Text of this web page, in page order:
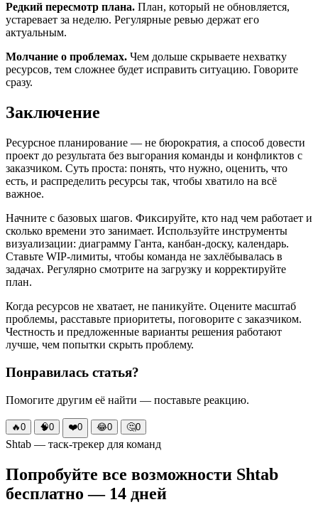
Редкий пересмотр плана. План, который не обновляется,
устаревает за неделю. Регулярные ревью держат его
актуальным.
Молчание о проблемах. Чем дольше скрываете нехватку
ресурсов, тем сложнее будет исправить ситуацию. Говорите
сразу.
Заключение
Ресурсное планирование — не бюрократия, а способ довести
проект до результата без выгорания команды и конфликтов с
заказчиком. Суть проста: понять, что нужно, оценить, что
есть, и распределить ресурсы так, чтобы хватило на всё
важное.
Начните с базовых шагов. Фиксируйте, кто над чем работает и
сколько времени это занимает. Используйте инструменты
визуализации: диаграмму Ганта, канбан-доску, календарь.
Ставьте WIP-лимиты, чтобы команда не захлёбывалась в
задачах. Регулярно смотрите на загрузку и корректируйте
план.
Когда ресурсов не хватает, не паникуйте. Оцените масштаб
проблемы, расставьте приоритеты, поговорите с заказчиком.
Честность и предложенные варианты решения работают
лучше, чем попытки скрыть проблему.
Понравилась статья?
Помогите другим её найти — поставьте реакцию.
🔥0 🧠0 ❤️0 😂0 🤔0
Shtab — таск-трекер для команд
Попробуйте все возможности Shtab
бесплатно — 14 дней